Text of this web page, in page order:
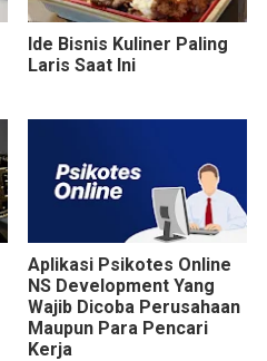
Ide Bisnis Kuliner Paling
Laris Saat Ini
Aplikasi Psikotes Online
NS Development Yang
Wajib Dicoba Perusahaan
Maupun Para Pencari
Kerja